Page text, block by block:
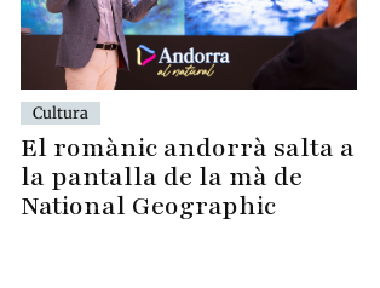
Cultura
El romànic andorrà salta a
la pantalla de la mà de
National Geographic